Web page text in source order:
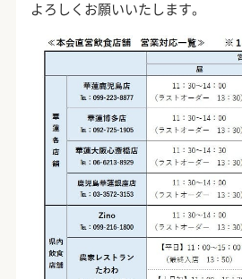
よろしくお願いいたします。